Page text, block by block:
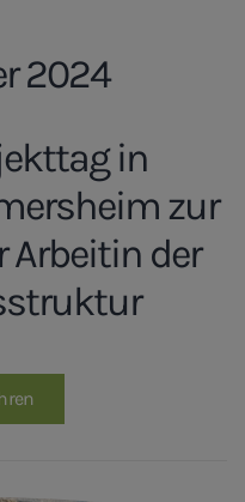
2024
in
zur
Arbeitin der